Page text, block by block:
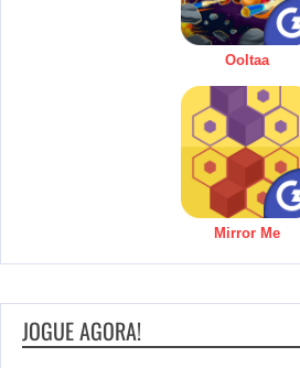
Ooltaa
Mirror Me
JOGUE AGORA!